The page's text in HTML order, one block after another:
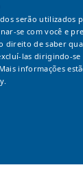
serão utilizados
se com você e
direito de saber
las dirigindo-se
informações